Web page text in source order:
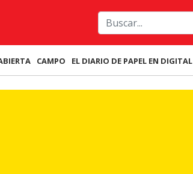
CAMPO EL DIARIO DE PAPEL EN DIGITAL